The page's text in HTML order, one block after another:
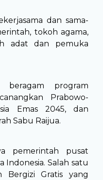
dan sama-
tokoh agama,
adat dan pemuka
beragam program
Prabowo-
Emas 2045, dan
Sabu Raijua.
pemerintah pusat
Indonesia. Salah satu
Bergizi Gratis yang